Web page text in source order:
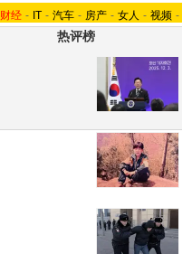
财经 - IT - 汽车 - 房产 - 女人 - 视频 -
热评榜